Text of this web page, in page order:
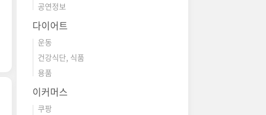
공연정보
다이어트
운동
건강식단, 식품
용품
이커머스
쿠팡